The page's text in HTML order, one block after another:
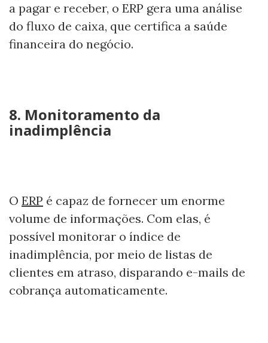
a pagar e receber, o ERP gera uma análise
do fluxo de caixa, que certifica a saúde
financeira do negócio.
8. Monitoramento da
inadimplência
O ERP é capaz de fornecer um enorme
volume de informações. Com elas, é
possível monitorar o índice de
inadimplência, por meio de listas de
clientes em atraso, disparando e-mails de
cobrança automaticamente.